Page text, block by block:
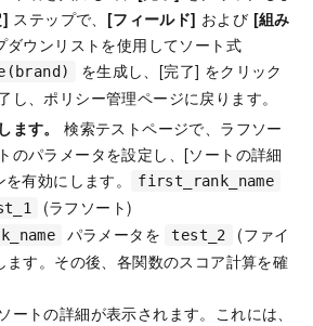
ステップで、 [フィールド] および [組み
ダウンリストを使用してソート式
を生成し、[完了] をクリック
し、ポリシー管理ページに戻ります。
ます。
検索テストページで、ラフソー
のパラメータを設定し、[ソートの詳細
有効にします。
first_rank_name
(ラフソート)
パラメータを test_2
(ファイ
ます。その後、各関数のスコア計算を確
ートの詳細が表示されます。これには、